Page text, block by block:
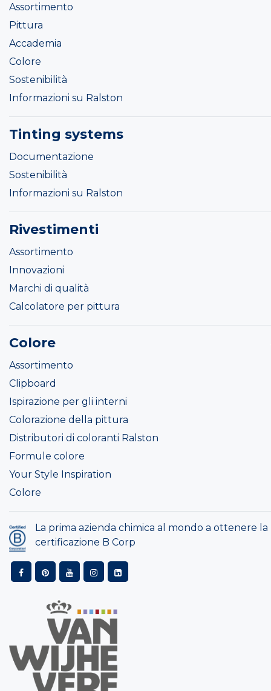
Assortimento
Pittura
Accademia
Colore
Sostenibilità
Informazioni su Ralston
Tinting systems
Documentazione
Sostenibilità
Informazioni su Ralston
Rivestimenti
Assortimento
Innovazioni
Marchi di qualità
Calcolatore per pittura
Colore
Assortimento
Clipboard
Ispirazione per gli interni
Colorazione della pittura
Distributori di coloranti Ralston
Formule colore
Your Style Inspiration
Colore
La prima azienda chimica al mondo a ottenere la
certificazione B Corp